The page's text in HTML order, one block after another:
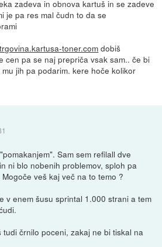
zadeva in obnova kartuš in se zadeve
je pa res mal čudn to da se
toner.com dobiš
cen pa se naj prepriča vsak sam.. če bi
jih pa podarim. kere hoče kolikor
Sam sem refilall dve
ni blo nobenih problemov, sploh pa
veš kaj več na to temo ?
v enem šusu sprintal 1.000 strani a tem
črnilo poceni, zakaj ne bi tiskal na